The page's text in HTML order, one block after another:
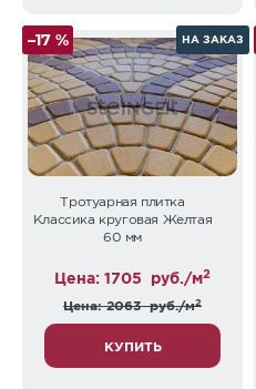
–17 % НА ЗАКАЗ
Тротуарная плитка
Классика круговая Желтая
60 мм
Цена: 1705 руб./м2
Цена: 2063руб./м2
КУПИТЬ